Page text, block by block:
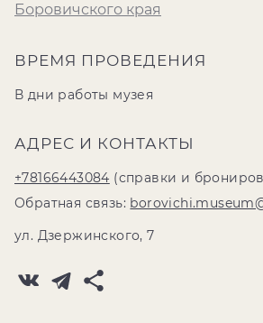
Боровичского края
ВРЕМЯ ПРОВЕДЕНИЯ
В дни работы музея
АДРЕС И КОНТАКТЫ
+78166443084 (справки и
Обратная связь:
ул. Дзержинского, 7